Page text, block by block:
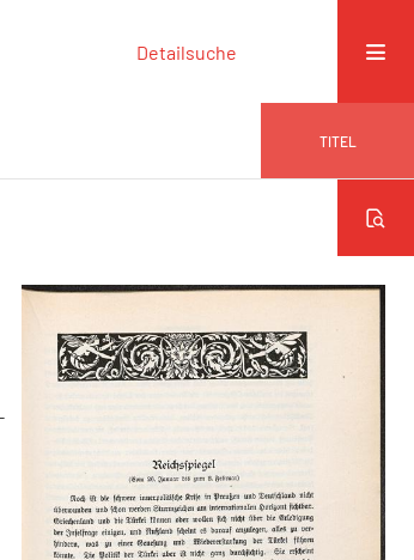
Detailsuche
TITEL